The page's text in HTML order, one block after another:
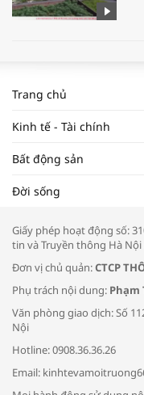
Trang chủ
Kinh tế - Tài chính
Bất động sản
Đời sống
Giấy phép hoạt động số:
tin và Truyền thông Hà Nội
Đơn vị chủ quản:CTCP
Phụ trách nội dung: Phạm
Văn phòng giao dịch: Số
Nội
Hotline: 0908.36.36.26
Email: